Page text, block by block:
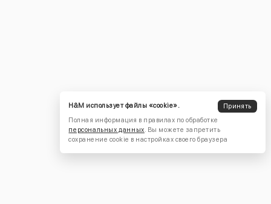
H&M использует файлы «cookie».
Принять
Полная информация в правилах по обработке
персональных данных. Вы можете запретить
сохранение cookie в настройках своего браузера